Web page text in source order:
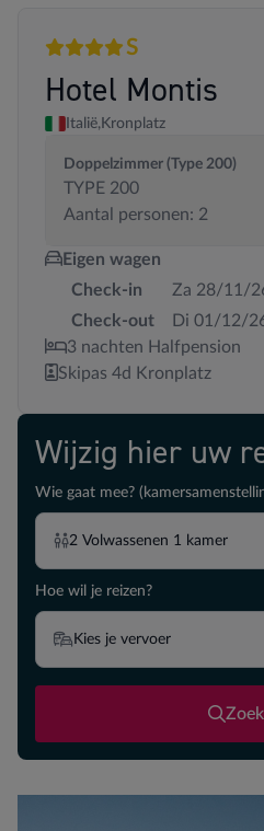
4 sterrenSuperior
S
Hotel Montis
Italië, Kronplatz
Doppelzimmer (Type 200)
TYPE 200
Aantal personen: 2
Eigen wagen
Check-in
Za 28/11/
Check-out
Di 01/12/
3 nachten Halfpension
Skipas 4d Kronplatz
Wijzig hier uw
Wie gaat mee?
2 Volwassenen 1 kamer
Hoe wil je reizen?
Kies je vervoer